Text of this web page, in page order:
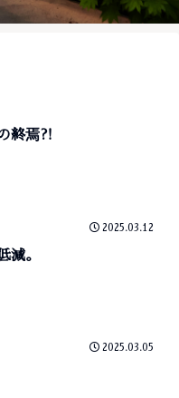
終焉⁈
2025.03.12
減。
2025.03.05